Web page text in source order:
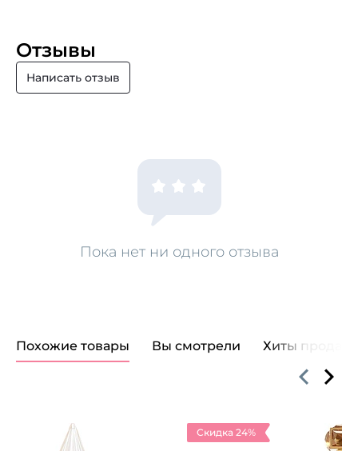
Отзывы
Написать отзыв
Пока нет ни одного отзыва
Похожие товары Вы смотрели Хиты продаж
Скидка 24%